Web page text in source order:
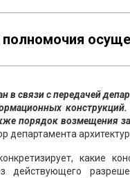
полномочия
в связи с передачей
порядок возмещения
департамента
какие
действующего